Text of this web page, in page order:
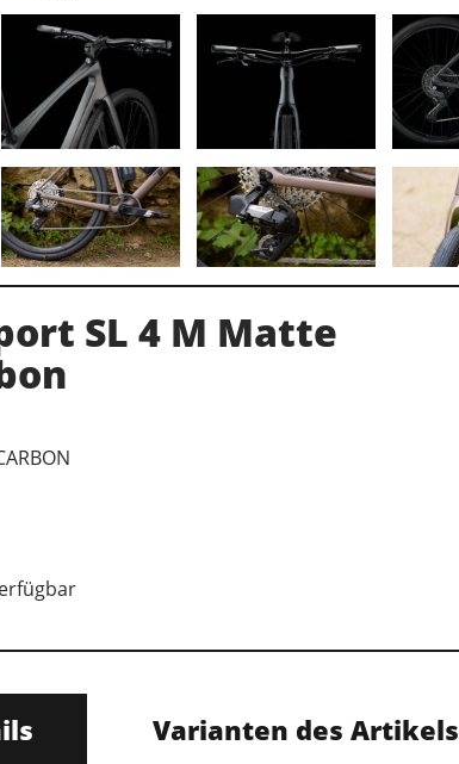
SL 4 M Matte
Varianten des Artikels